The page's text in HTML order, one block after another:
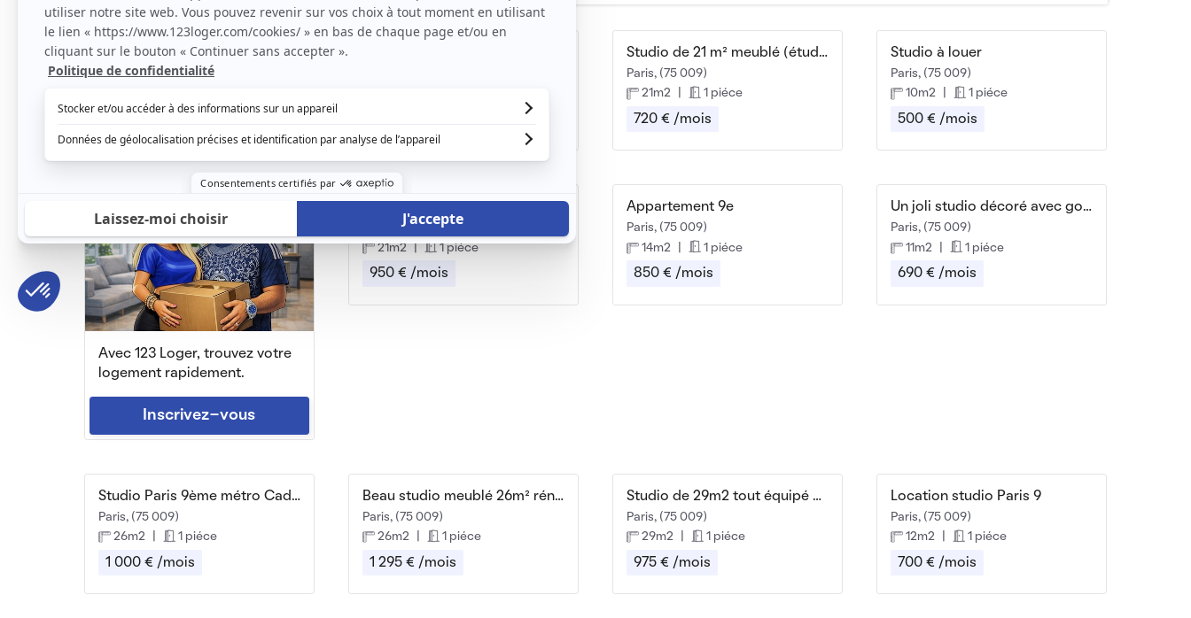
Avec 123 Loger, trouvez votre
logement rapidement.
Inscrivez-vous
Studette meublé totalement rénové Montmartre
Paris, (75 009)
Studio de 21 m² meublé (étudiant)
Paris, (75 009)
21m2
1 piéce
720 € /mois
Studio à louer
Paris, (75 009)
10m2
1 piéce
500 € /mois
Paris, (75 009)
21m2
1 piéce
950 € /mois
Appartement 9e
Paris, (75 009)
14m2
1 piéce
850 € /mois
Un joli studio décoré avec goût
Paris, (75 009)
11m2
1 piéce
690 € /mois
Studio Paris 9ème métro Cadet
Paris, (75 009)
26m2
1 piéce
1 000 € /mois
Beau studio meublé 26m² rénové
Paris, (75 009)
26m2
1 piéce
1 295 € /mois
Studio de 29m2 tout équipé Rue Chaptal Paris 75009
Paris, (75 009)
29m2
1 piéce
975 € /mois
Location studio Paris 9
Paris, (75 009)
12m2
1 piéce
700 € /mois